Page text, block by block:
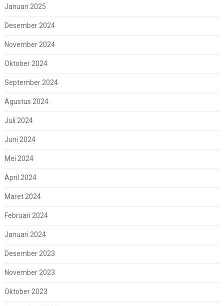
Januari 2025
Desember 2024
November 2024
Oktober 2024
September 2024
Agustus 2024
Juli 2024
Juni 2024
Mei 2024
April 2024
Maret 2024
Februari 2024
Januari 2024
Desember 2023
November 2023
Oktober 2023